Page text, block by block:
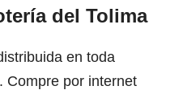
del Tolima
en toda
Compre por internet